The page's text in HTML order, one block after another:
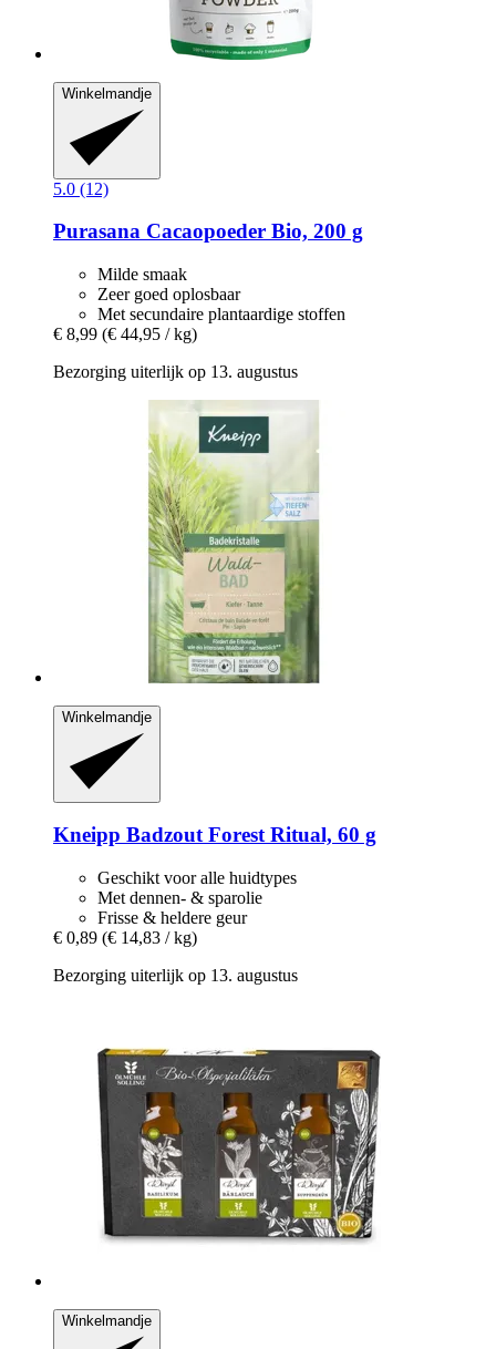
Winkelmandje
5.0 (12)
Purasana Cacaopoeder Bio, 200 g
Milde smaak
Zeer goed oplosbaar
Met secundaire plantaardige stoffen
€ 8,99 (€ 44,95 / kg)
Bezorging uiterlijk op 13. augustus
Winkelmandje
Kneipp Badzout Forest Ritual, 60 g
Geschikt voor alle huidtypes
Met dennen- & sparolie
Frisse & heldere geur
€ 0,89 (€ 14,83 / kg)
Bezorging uiterlijk op 13. augustus
Winkelmandje